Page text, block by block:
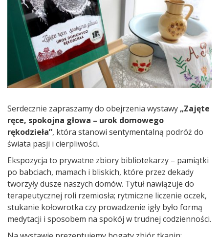
Serdecznie zapraszamy do obejrzenia wystawy „Zajęte
ręce, spokojna głowa – urok domowego
rękodzieła”, która stanowi sentymentalną podróż do
świata pasji i cierpliwości.
Ekspozycja to prywatne zbiory bibliotekarzy – pamiątki
po babciach, mamach i bliskich, które przez dekady
tworzyły dusze naszych domów. Tytuł nawiązuje do
terapeutycznej roli rzemiosła; rytmiczne liczenie oczek,
stukanie kołowrotka czy prowadzenie igły było formą
medytacji i sposobem na spokój w trudnej codzienności.